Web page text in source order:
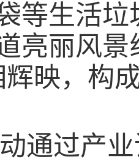
等生活
亮丽风景
辉映，构
通过产